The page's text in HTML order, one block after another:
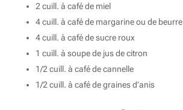
2 cuill. à café de miel
4 cuill. à café de margarine ou de beurre
4 cuill. à café de sucre roux
1 cuill. à soupe de jus de citron
1/2 cuill. à café de cannelle
1/2 cuill. à café de graines d’anis